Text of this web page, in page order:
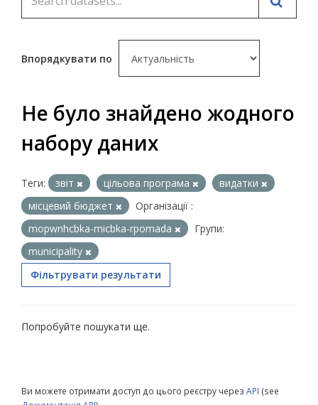
Впорядкувати по
Не було знайдено жодного
набору даних
Теги: звіт цільова програма
видатки
місцевий бюджет
Організації :
mopwnhcbka-micbka-rpomada
Групи:
municipality
Фільтрувати результати
Попробуйте пошукати ще.
Ви можете отримати доступ до цього реєстру через API (see